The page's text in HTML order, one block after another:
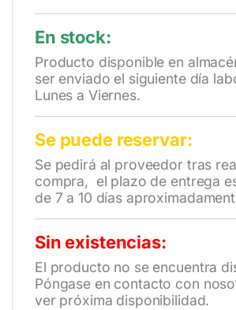
En stock:
Producto disponible en
ser enviado el siguiente día
Lunes a Viernes.
Se puede reservar:
Se pedirá al proveedor tras
compra, el plazo de entrega
de 7 a 10 días
Sin existencias:
El producto no se encuentra
Póngase en contacto con
ver próxima disponibilidad.